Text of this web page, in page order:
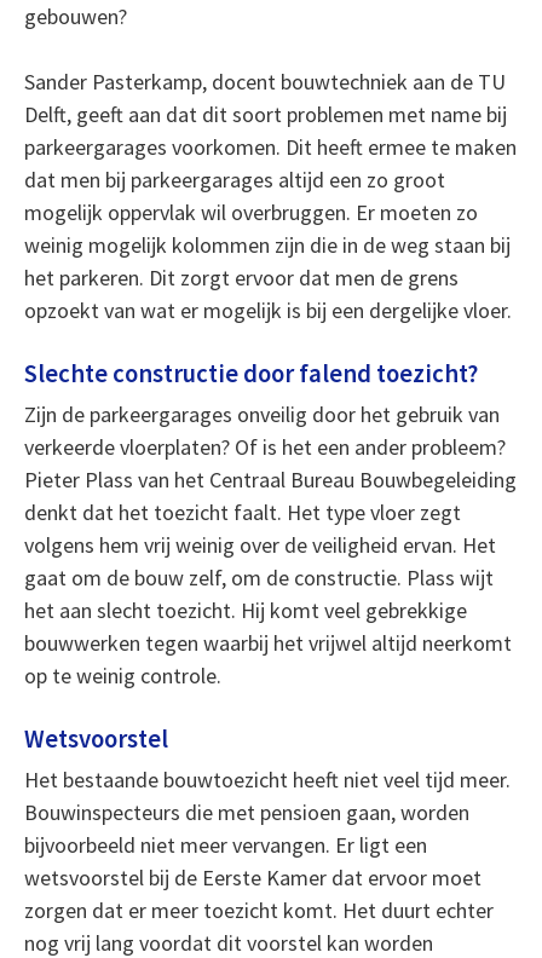
gebouwen?
Sander Pasterkamp, docent bouwtechniek aan de TU
Delft, geeft aan dat dit soort problemen met name bij
parkeergarages voorkomen. Dit heeft ermee te maken
dat men bij parkeergarages altijd een zo groot
mogelijk oppervlak wil overbruggen. Er moeten zo
weinig mogelijk kolommen zijn die in de weg staan bij
het parkeren. Dit zorgt ervoor dat men de grens
opzoekt van wat er mogelijk is bij een dergelijke vloer.
Slechte constructie door falend toezicht?
Zijn de parkeergarages onveilig door het gebruik van
verkeerde vloerplaten? Of is het een ander probleem?
Pieter Plass van het Centraal Bureau Bouwbegeleiding
denkt dat het toezicht faalt. Het type vloer zegt
volgens hem vrij weinig over de veiligheid ervan. Het
gaat om de bouw zelf, om de constructie. Plass wijt
het aan slecht toezicht. Hij komt veel gebrekkige
bouwwerken tegen waarbij het vrijwel altijd neerkomt
op te weinig controle.
Wetsvoorstel
Het bestaande bouwtoezicht heeft niet veel tijd meer.
Bouwinspecteurs die met pensioen gaan, worden
bijvoorbeeld niet meer vervangen. Er ligt een
wetsvoorstel bij de Eerste Kamer dat ervoor moet
zorgen dat er meer toezicht komt. Het duurt echter
nog vrij lang voordat dit voorstel kan worden